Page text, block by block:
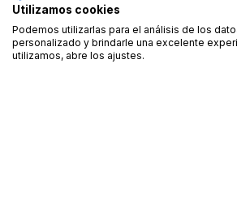
Utilizamos cookies
Podemos utilizarlas para el análisis de los
personalizado y brindarle una excelente
utilizamos, abre los ajustes.